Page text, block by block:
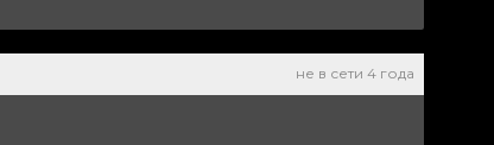
не в сети 4 года